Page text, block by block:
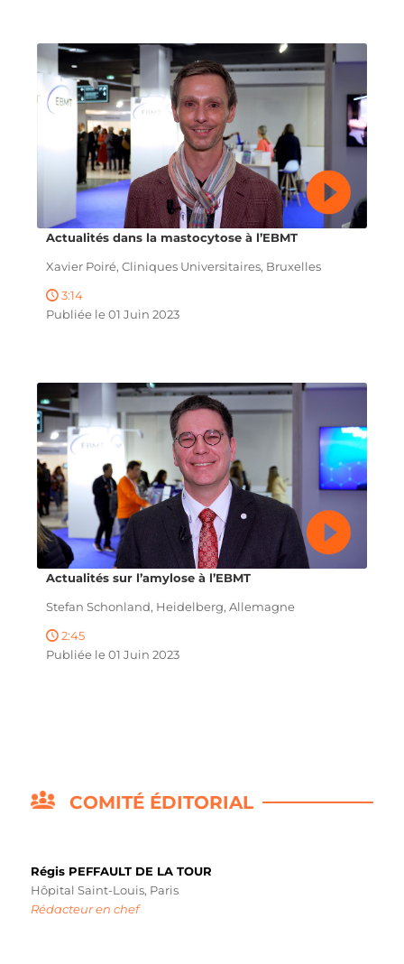
Actualités dans la mastocytose à l’EBMT
Xavier Poiré, Cliniques Universitaires, Bruxelles
3:14
Publiée le 01 Juin 2023
Actualités sur l’amylose à l’EBMT
Stefan Schonland, Heidelberg, Allemagne
2:45
Publiée le 01 Juin 2023
COMITÉ ÉDITORIAL
Régis PEFFAULT DE LA TOUR
Hôpital Saint-Louis, Paris
Rédacteur en chef​